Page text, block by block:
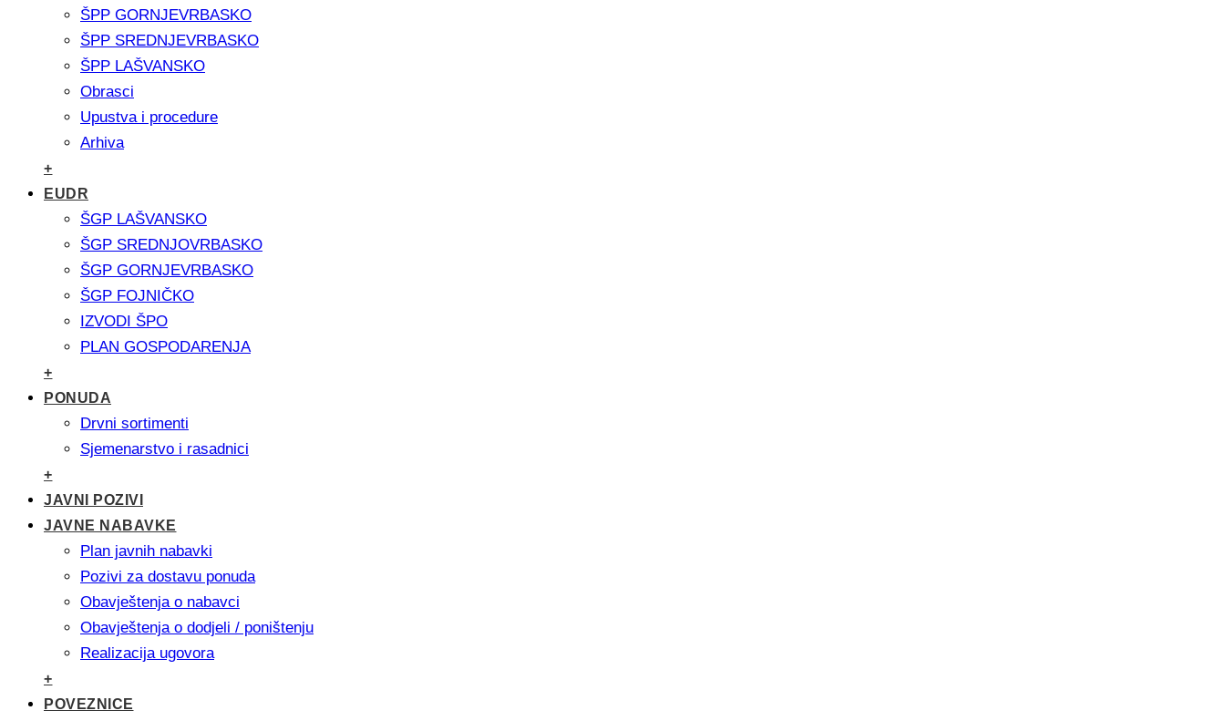
ŠPP GORNJEVRBASKO
ŠPP SREDNJEVRBASKO
ŠPP LAŠVANSKO
Obrasci
Upustva i procedure
Arhiva
+
EUDR
ŠGP LAŠVANSKO
ŠGP SREDNJOVRBASKO
ŠGP GORNJEVRBASKO
ŠGP FOJNIČKO
IZVODI ŠPO
PLAN GOSPODARENJA
+
PONUDA
Drvni sortimenti
Sjemenarstvo i rasadnici
+
JAVNI POZIVI
JAVNE NABAVKE
Plan javnih nabavki
Pozivi za dostavu ponuda
Obavještenja o nabavci
Obavještenja o dodjeli / poništenju
Realizacija ugovora
+
POVEZNICE